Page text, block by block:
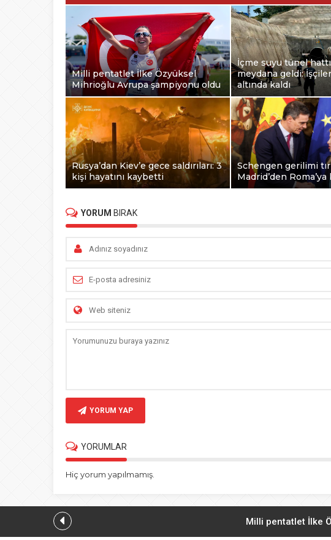
Milli pentatlet İlke Özyüksel
Mihrioğlu Avrupa şampiyonu oldu
İçme suyu tünel
meydana geldi:
altında kaldı
Rusya’dan Kiev’e gece saldırıları: 3
kişi hayatını kaybetti
Schengen gerilimi
Madrid’den Roma’ya
YORUM BIRAK
YORUM YAP
YORUMLAR
Hiç yorum yapılmamış.
Milli pentatlet İlke